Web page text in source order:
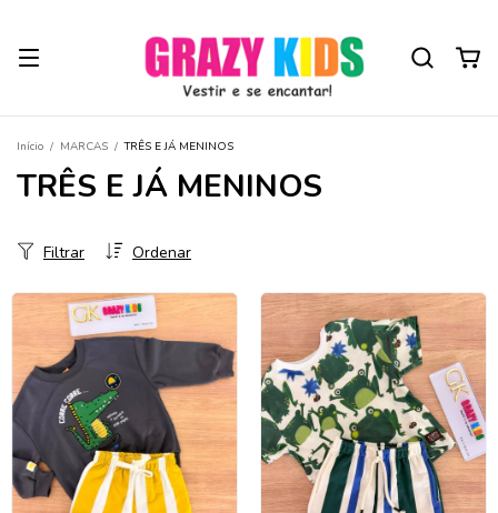
Início / MARCAS / TRÊS E JÁ MENINOS
TRÊS E JÁ MENINOS
Ordenar
Filtrar